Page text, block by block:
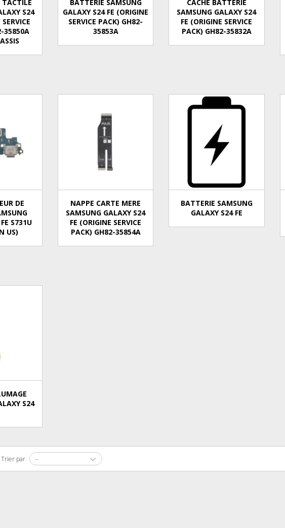
TACTILE
S24
35850A
BATTERIE SAMSUNG
GALAXY S24 FE (ORIGINE
SERVICE PACK) GH82-
35853A
CACHE BATTERIE
SAMSUNG GALAXY S24
FE (ORIGINE SERVICE
PACK) GH82-35832A
DE
S731U
US)
NAPPE CARTE MERE
SAMSUNG GALAXY S24
FE (ORIGINE SERVICE
PACK) GH82-35854A
BATTERIE SAMSUNG
GALAXY S24 FE
S24
Trier par --